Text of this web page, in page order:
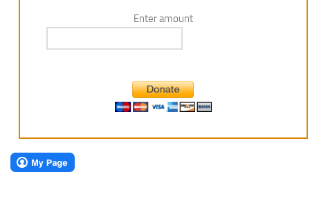
Enter amount